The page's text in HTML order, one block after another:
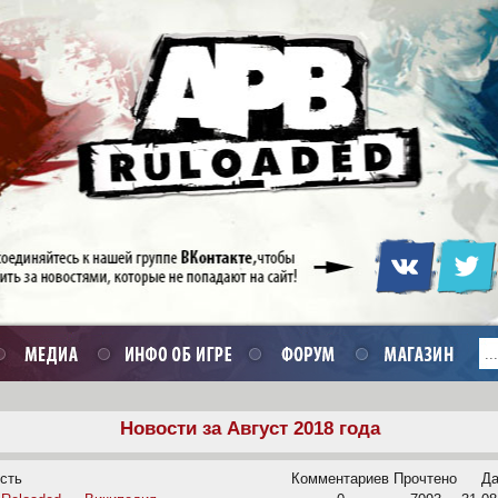
Новости за Август 2018 года
Комментариев Прочтено